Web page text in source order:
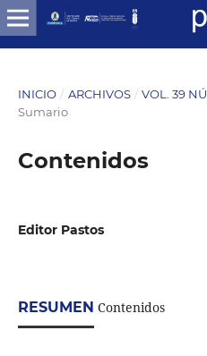
INICIO / ARCHIVOS / VOL. 39
Sumario
Contenidos
Editor Pastos
RESUMEN Contenidos